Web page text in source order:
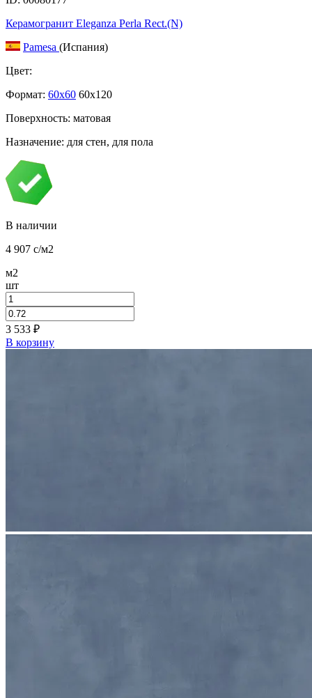
Керамогранит Eleganza Perla Rect.(N)
Pamesa (Испания)
Цвет:
Формат: 60x60 60x120
Поверхность: матовая
Назначение: для стен, для пола
В наличии
4 907 c/м2
м2
шт
3 533 ₽
В корзину